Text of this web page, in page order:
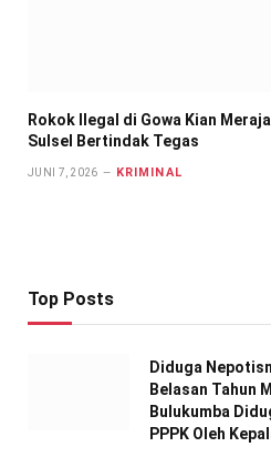
Rokok Ilegal di Gowa Kian
Sulsel Bertindak Tegas
JUNI 7, 2026 KRIMINAL
Top Posts
Diduga
Belasan Tahun
Bulukumba
PPPK Oleh